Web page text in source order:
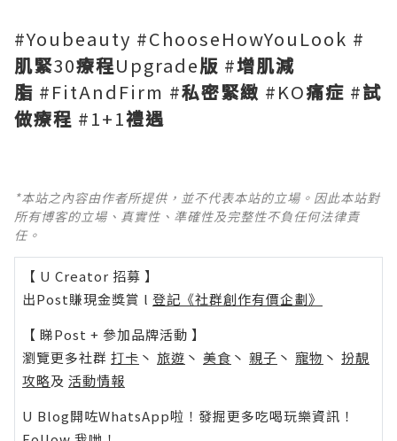
#Youbeauty #ChooseHowYouLook #
肌緊30療程Upgrade版 #增肌減
脂 #FitAndFirm #私密緊緻 #KO痛症 #試
做療程 #1+1禮遇
*本站之內容由作者所提供，並不代表本站的立場。因此本站對
所有博客的立場、真實性、準確性及完整性不負任何法律責
任。
【 U Creator 招募 】
出Post賺現金獎賞 l 登記《社群創作有價企劃》
【 睇Post + 參加品牌活動 】
瀏覽更多社群 打卡 丶 旅遊 丶 美食 丶 親子 丶 寵物 丶 扮靚
攻略及 活動情報
U Blog開咗WhatsApp啦！發掘更多吃喝玩樂資訊！